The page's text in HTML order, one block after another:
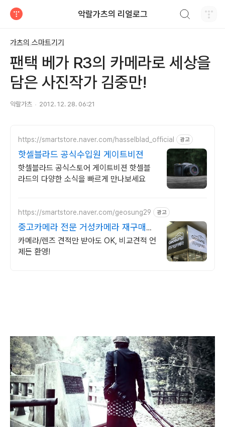
악랄가츠의 리얼로그
가츠의 스마트기기
팬택 베가 R3의 카메라로 세상을
담은 사진작가 김중만!
악랄가츠 2012. 12. 28. 06:21
https://smartstore.naver.com/hasselblad_official 광고
핫셀블라드 공식수입원 게이트비젼
핫셀블라드 공식스토어 게이트비젼 핫셀블
라드의 다양한 소식을 빠르게 만나보세요
https://smartstore.naver.com/geosung29 광고
중고카메라 전문 거성카메라 재구매율
높은 매장!
카메라/렌즈 견적만 받아도 OK, 비교견적 언
제든 환영!